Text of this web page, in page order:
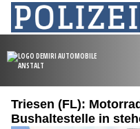
Triesen (FL):
Bushaltestelle in